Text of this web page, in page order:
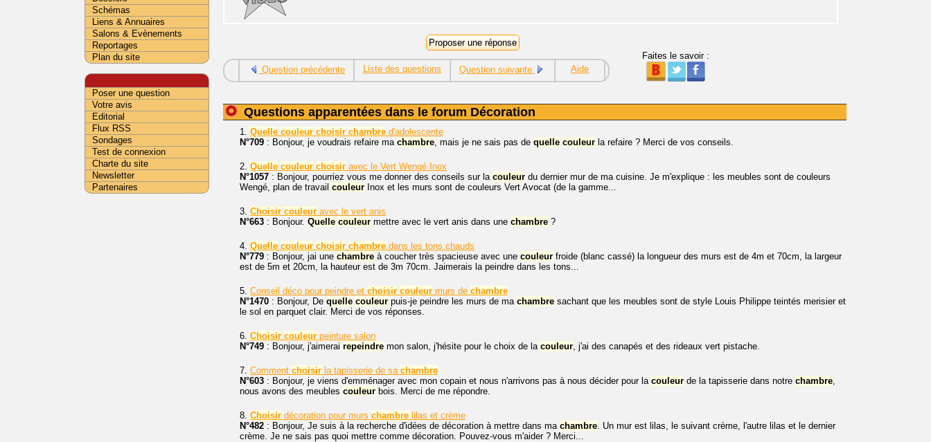
Question précédente Liste des questions Question suivante Aide
Faites le savoir :
Questions apparentées dans le forum Décoration
1. Quelle couleur choisir chambre d'adolescente
N°709 : Bonjour, je voudrais refaire ma chambre, mais je ne sais pas de quelle couleur la refaire ? Merci de vos conseils.
2. Quelle couleur choisir avec le Vert Wengé Inox
N°1057 : Bonjour, pourriez vous me donner des conseils sur la couleur du dernier mur de ma cuisine. Je m'explique : les meubles sont de couleurs
Wengé, plan de travail couleur Inox et les murs sont de couleurs Vert Avocat (de la gamme...
3. Choisir couleur avec le vert anis
N°663 : Bonjour. Quelle couleur mettre avec le vert anis dans une chambre ?
4. Quelle couleur choisir chambre dans les tons chauds
N°779 : Bonjour, jai une chambre à coucher très spacieuse avec une couleur froide (blanc cassé) la longueur des murs est de 4m et 70cm, la largeur
est de 5m et 20cm, la hauteur est de 3m 70cm. Jaimerais la peindre dans les tons...
5. Conseil déco pour peindre et choisir couleur murs de chambre
N°1470 : Bonjour, De quelle couleur puis-je peindre les murs de ma chambre sachant que les meubles sont de style Louis Philippe teintés merisier et
le sol en parquet clair. Merci de vos réponses.
6. Choisir couleur peinture salon
N°749 : Bonjour, j'aimerai repeindre mon salon, j'hésite pour le choix de la couleur, j'ai des canapés et des rideaux vert pistache.
7. Comment choisir la tapisserie de sa chambre
N°603 : Bonjour, je viens d'emménager avec mon copain et nous n'arrivons pas à nous décider pour la couleur de la tapisserie dans notre chambre,
nous avons des meubles couleur bois. Merci de me répondre.
8. Choisir décoration pour murs chambre lilas et crème
N°482 : Bonjour, Je suis à la recherche d'idées de décoration à mettre dans ma chambre. Un mur est lilas, le suivant crème, l'autre lilas et le dernier
crème. Je ne sais pas quoi mettre comme décoration. Pouvez-vous m'aider ? Merci...
Schémas
Liens & Annuaires
Salons & Evènements
Reportages
Plan du site
Poser une question
Votre avis
Editorial
Flux RSS
Sondages
Test de connexion
Charte du site
Newsletter
Partenaires